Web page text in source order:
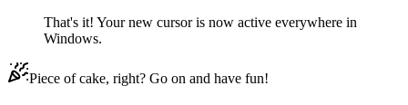
That's it! Your new cursor is now active everywhere in
Windows.
Piece of cake, right? Go on and have fun!